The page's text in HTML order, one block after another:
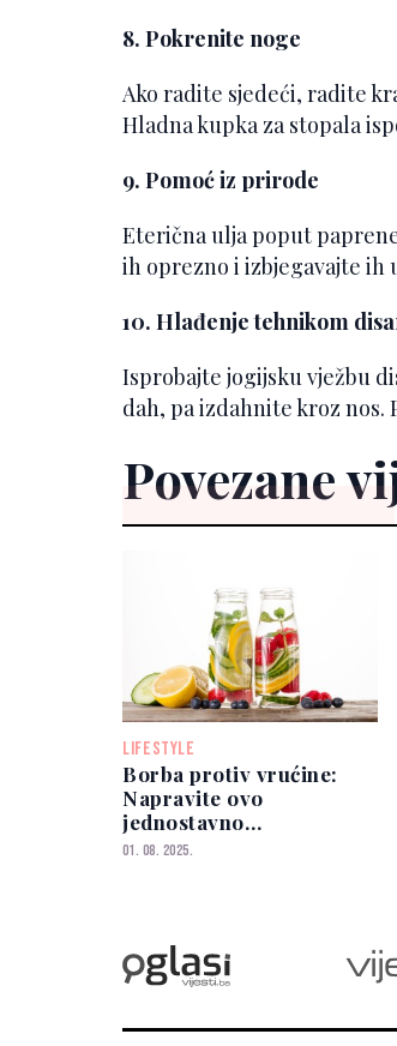
8. Pokrenite noge
Ako radite sjedeći, radite
Hladna kupka za stopala
9. Pomoć iz prirode
Eterična ulja poput
ih oprezno i izbjegavajte ih
10. Hlađenje tehnikom
Isprobajte jogijsku vježbu
dah, pa izdahnite kroz
Povezane
LIFESTYLE
Borba protiv vrućine:
Napravite ovo
jednostavno
osvježavajuće piće!
01. 08. 2025.